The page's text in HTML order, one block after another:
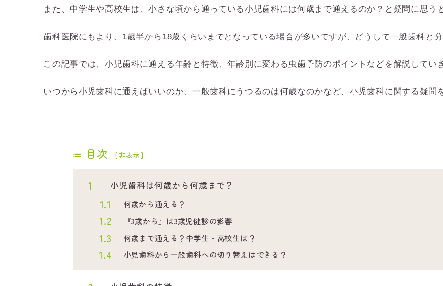
また、中学生や高校生は、小さな頃から通っている小児歯科には何歳まで通えるのか？と疑問に思う
歯科医院にもより、1歳半から18歳くらいまでとなっている場合が多いですが、どうして一般歯科と
この記事では、小児歯科に通える年齢と特徴、年齢別に変わる虫歯予防のポイントなどを解説してい
いつから小児歯科に通えばいいのか、一般歯科にうつるのは何歳なのかなど、小児歯科に関する疑問
目次 [ 非表示 ]
1 小児歯科は何歳から何歳まで？
1.1 何歳から通える？
1.2 『3歳から』は3歳児健診の影響
1.3 何歳まで通える？中学生・高校生は？
1.4 小児歯科から一般歯科への切り替えはできる？